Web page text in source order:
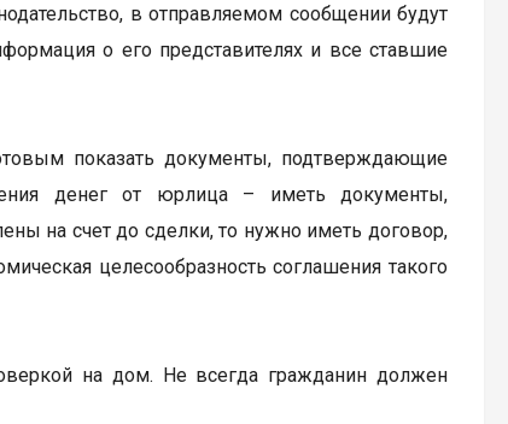
в отправляемом сообщении будут
о его представителях и все ставшие
показать документы, подтверждающие
денег от юрлица – иметь документы,
на счет до сделки, то нужно иметь договор,
целесообразность соглашения такого
на дом. Не всегда гражданин должен